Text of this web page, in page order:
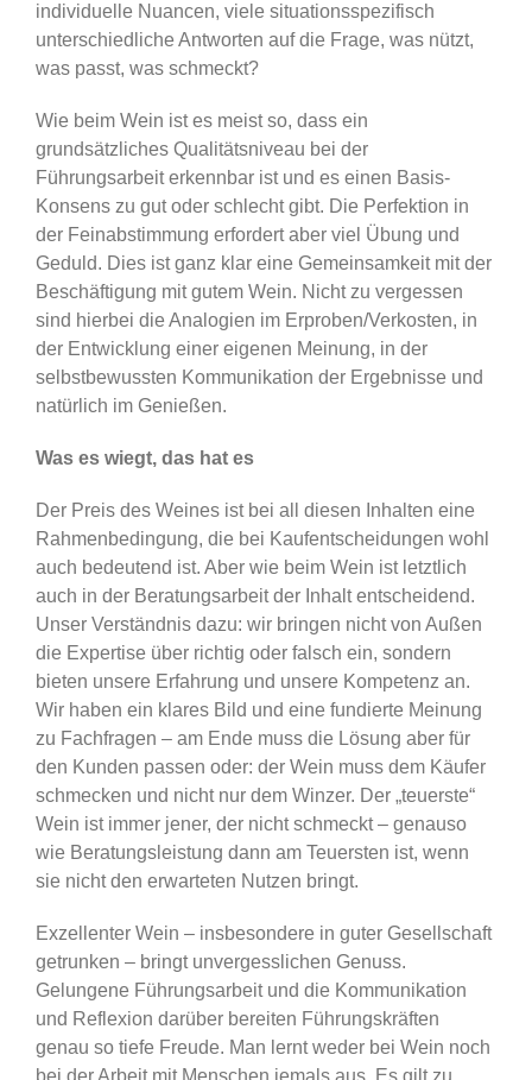
individuelle Nuancen, viele situationsspezifisch
unterschiedliche Antworten auf die Frage, was nützt,
was passt, was schmeckt?
Wie beim Wein ist es meist so, dass ein
grundsätzliches Qualitätsniveau bei der
Führungsarbeit erkennbar ist und es einen Basis-
Konsens zu gut oder schlecht gibt. Die Perfektion in
der Feinabstimmung erfordert aber viel Übung und
Geduld. Dies ist ganz klar eine Gemeinsamkeit mit der
Beschäftigung mit gutem Wein. Nicht zu vergessen
sind hierbei die Analogien im Erproben/Verkosten, in
der Entwicklung einer eigenen Meinung, in der
selbstbewussten Kommunikation der Ergebnisse und
natürlich im Genießen.
Was es wiegt, das hat es
Der Preis des Weines ist bei all diesen Inhalten eine
Rahmenbedingung, die bei Kaufentscheidungen wohl
auch bedeutend ist. Aber wie beim Wein ist letztlich
auch in der Beratungsarbeit der Inhalt entscheidend.
Unser Verständnis dazu: wir bringen nicht von Außen
die Expertise über richtig oder falsch ein, sondern
bieten unsere Erfahrung und unsere Kompetenz an.
Wir haben ein klares Bild und eine fundierte Meinung
zu Fachfragen – am Ende muss die Lösung aber für
den Kunden passen oder: der Wein muss dem Käufer
schmecken und nicht nur dem Winzer. Der „teuerste“
Wein ist immer jener, der nicht schmeckt – genauso
wie Beratungsleistung dann am Teuersten ist, wenn
sie nicht den erwarteten Nutzen bringt.
Exzellenter Wein – insbesondere in guter Gesellschaft
getrunken – bringt unvergesslichen Genuss.
Gelungene Führungsarbeit und die Kommunikation
und Reflexion darüber bereiten Führungskräften
genau so tiefe Freude. Man lernt weder bei Wein noch